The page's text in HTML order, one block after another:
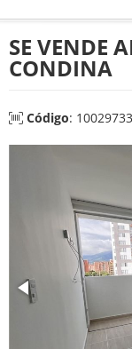
SE VENDE
CONDINA
Código: 10029733